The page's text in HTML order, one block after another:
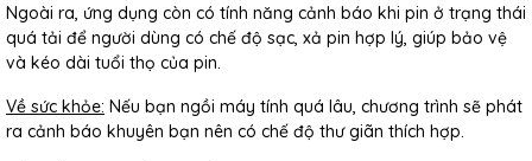
Ngoài ra, ứng dụng còn có tính năng cảnh báo khi pin ở trạng thái
quá tải để người dùng có chế độ sạc, xả pin hợp lý, giúp bảo vệ
và kéo dài tuổi thọ của pin.
Về sức khỏe: Nếu bạn ngồi máy tính quá lâu, chương trình sẽ phát
ra cảnh báo khuyên bạn nên có chế độ thư giãn thích hợp.